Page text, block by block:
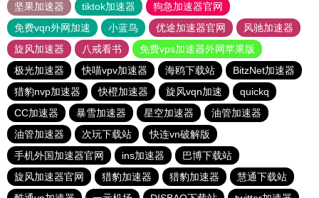
坚果加速器
tiktok加速器
狗急加速器官网
免费vqn外网加速
小蓝鸟 优途加速器官网
风驰加速器
旋风加速器
八戒看书
免费vps加速器外网苹果版
极光加速器
快喵vpv加速器 海鸥下载站
BitzNet加速器
猎豹nvp加速器
快橙加速器 旋风vqn加速
quickq
CC加速器
暴雪加速器 星空加速器
油管加速器
油管加速器
次玩下载站
快连vn破解版
手机外国加速器官网
ins加速器
巴博下载站
旋风加速器官网
猎豹加速器 猎豹加速器
慧通下载站